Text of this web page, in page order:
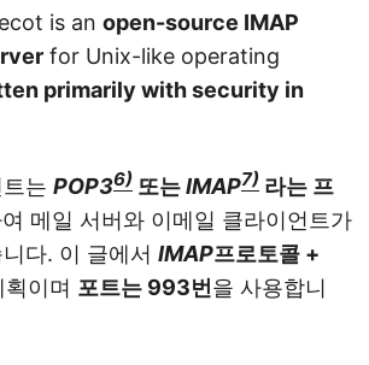
is an open-source IMAP
for Unix-like operating
primarily with security in
는 POP36) 또는IMAP7) 라는 프
메일 서버와 이메일 클라이언트가
다. 이 글에서 IMAP프로토콜 +
획이며 포트는 993번을 사용합니